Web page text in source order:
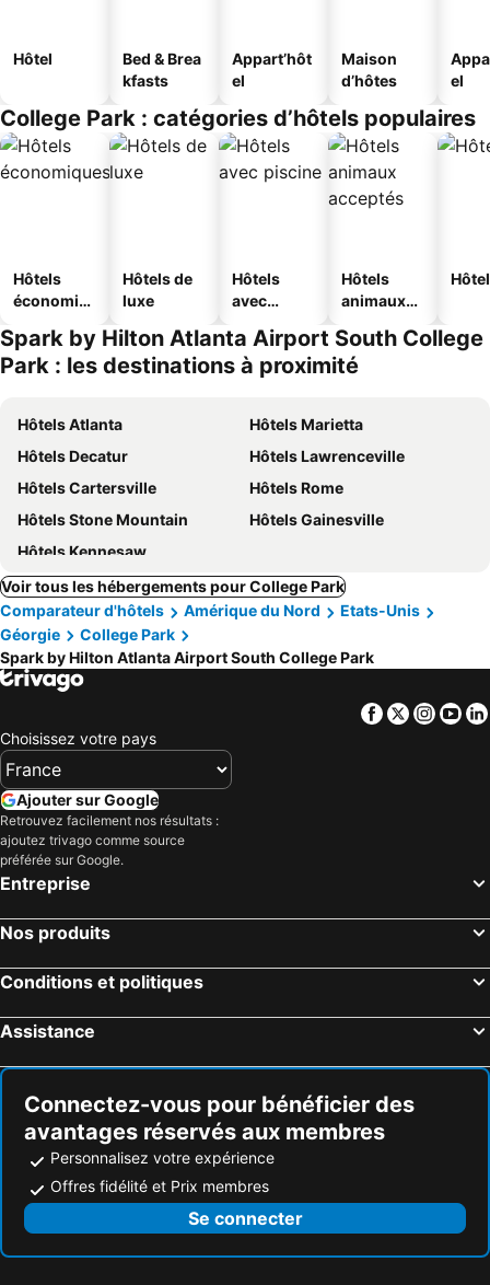
Hôtel
Bed & Brea
kfasts
Appart’hôt
el
Maison
d’hôtes
el
College Park : catégories d’hôtels populaires
Hôtels
économiq
Hôtels de
luxe
Hôtels
avec
Hôtels
animaux
Spark by Hilton Atlanta Airport South College
Park : les destinations à proximité
Hôtels Atlanta
Hôtels Marietta
Hôtels Decatur
Hôtels Lawrenceville
Hôtels Cartersville
Hôtels Rome
Hôtels Stone Mountain
Hôtels Gainesville
Hôtels Kennesaw
Voir tous les hébergements pour College Park
Comparateur d'hôtels
Amérique du Nord
Etats-Unis
Géorgie
College Park
Spark by Hilton Atlanta Airport South College Park
Facebook
Twitter
Choisissez votre pays
Ajouter sur Google
Retrouvez facilement nos résultats :
ajoutez trivago comme source
préférée sur Google.
Entreprise
Nos produits
Conditions et politiques
Assistance
Connectez-vous pour bénéficier des
avantages réservés aux membres
Personnalisez votre expérience
Offres fidélité et Prix membres
Se connecter